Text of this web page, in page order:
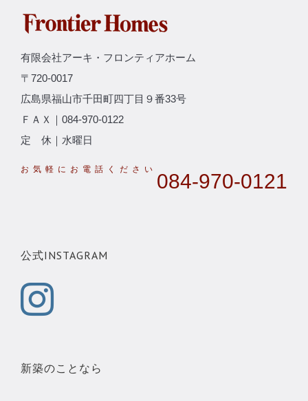
有限会社アーキ・フロンティアホーム
〒720-0017
広島県福山市千田町四丁目９番33号
ＦＡＸ｜084-970-0122
定 休｜水曜日
084-970-0121
公式INSTAGRAM
新築のことなら